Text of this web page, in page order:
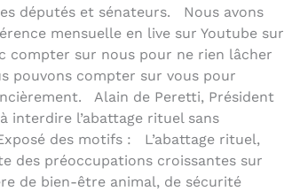
députés et sénateurs. Nous avons
mensuelle en live sur Youtube sur
compter sur nous pour ne rien lâcher
pouvons compter sur vous pour
Alain de Peretti, Président
interdire l’abattage rituel sans
des motifs : L’abattage rituel,
des préoccupations croissantes sur
de bien-être animal, de sécurité